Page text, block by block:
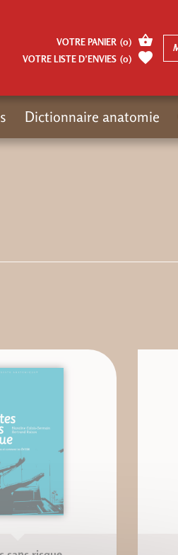
VOTRE PANIER (0)
VOTRE LISTE D’ENVIES (0)
Dictionnaire anatomie